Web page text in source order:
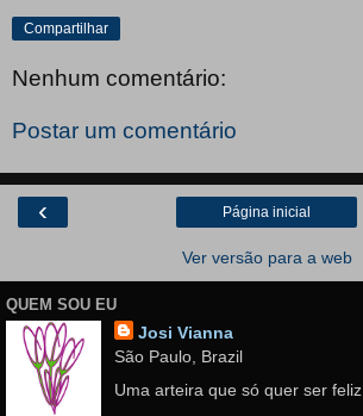
Compartilhar
Nenhum comentário:
Postar um comentário
‹ Página inicial
Ver versão para a web
QUEM SOU EU
Josi Vianna
São Paulo, Brazil
Uma arteira que só quer ser feliz